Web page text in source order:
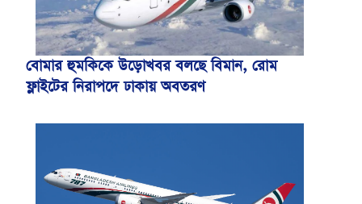
বোমার হুমকিকে উড়োখবর বলছে বিমান, রোম
ফ্লাইটের নিরাপদে ঢাকায় অবতরণ